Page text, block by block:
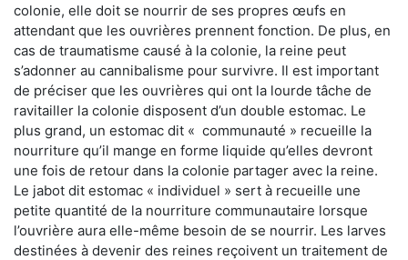
colonie, elle doit se nourrir de ses propres œufs en
attendant que les ouvrières prennent fonction. De plus, en
cas de traumatisme causé à la colonie, la reine peut
s’adonner au cannibalisme pour survivre. Il est important
de préciser que les ouvrières qui ont la lourde tâche de
ravitailler la colonie disposent d’un double estomac. Le
plus grand, un estomac dit « communauté » recueille la
nourriture qu’il mange en forme liquide qu’elles devront
une fois de retour dans la colonie partager avec la reine.
Le jabot dit estomac « individuel » sert à recueille une
petite quantité de la nourriture communautaire lorsque
l’ouvrière aura elle-même besoin de se nourrir. Les larves
destinées à devenir des reines reçoivent un traitement de